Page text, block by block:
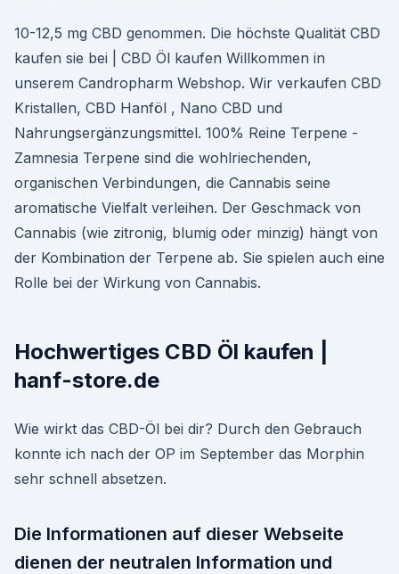
10-12,5 mg CBD genommen. Die höchste Qualität CBD
kaufen sie bei | CBD Öl kaufen Willkommen in
unserem Candropharm Webshop. Wir verkaufen CBD
Kristallen, CBD Hanföl , Nano CBD und
Nahrungsergänzungsmittel. 100% Reine Terpene -
Zamnesia Terpene sind die wohlriechenden,
organischen Verbindungen, die Cannabis seine
aromatische Vielfalt verleihen. Der Geschmack von
Cannabis (wie zitronig, blumig oder minzig) hängt von
der Kombination der Terpene ab. Sie spielen auch eine
Rolle bei der Wirkung von Cannabis.
Hochwertiges CBD Öl kaufen |
hanf-store.de
Wie wirkt das CBD-Öl bei dir? Durch den Gebrauch
konnte ich nach der OP im September das Morphin
sehr schnell absetzen.
Die Informationen auf dieser Webseite
dienen der neutralen Information und